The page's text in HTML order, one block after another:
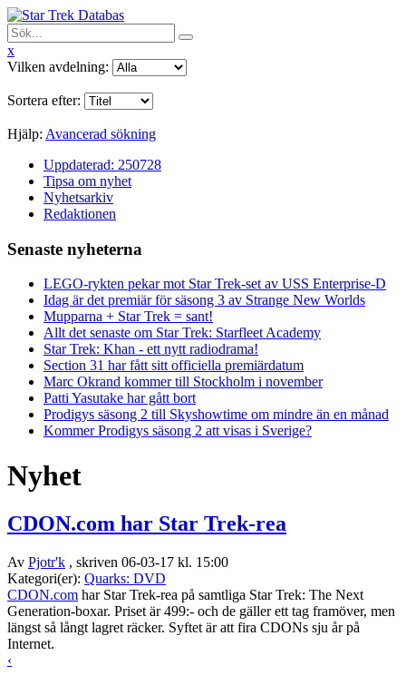
x
Vilken avdelning:
Sortera efter:
Hjälp: Avancerad sökning
Uppdaterad: 250728
Tipsa om nyhet
Nyhetsarkiv
Redaktionen
Senaste nyheterna
LEGO-rykten pekar mot Star Trek-set av USS Enterprise-D
Idag är det premiär för säsong 3 av Strange New Worlds
Mupparna + Star Trek = sant!
Allt det senaste om Star Trek: Starfleet Academy
Star Trek: Khan - ett nytt radiodrama!
Section 31 har fått sitt officiella premiärdatum
Marc Okrand kommer till Stockholm i november
Patti Yasutake har gått bort
Prodigys säsong 2 till Skyshowtime om mindre än en månad
Kommer Prodigys säsong 2 att visas i Sverige?
Nyhet
CDON.com har Star Trek-rea
Av Pjotr'k , skriven 06-03-17 kl. 15:00
Kategori(er): Quarks: DVD
CDON.com har Star Trek-rea på samtliga Star Trek: The Next
Generation-boxar. Priset är 499:- och de gäller ett tag framöver, men
längst så långt lagret räcker. Syftet är att fira CDONs sju år på
Internet.
‹